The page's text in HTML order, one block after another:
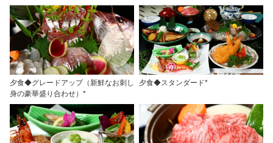
夕食◆グレードアップ（新鮮なお刺し
身の豪華盛り合わせ）*
夕食◆スタンダード*